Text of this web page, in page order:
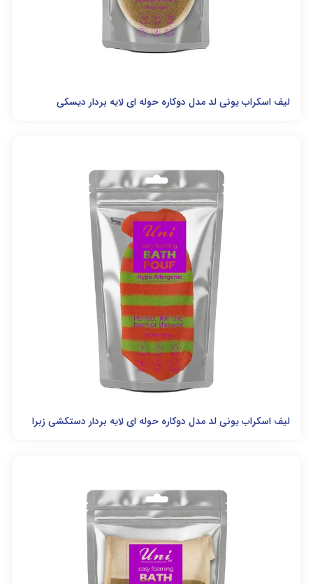
لیف اسکراب یونی لد مدل دوکاره حوله ای لایه بردار دیسکی
لیف اسکراب یونی لد مدل دوکاره حوله ای لایه بردار دستکشی زبرا